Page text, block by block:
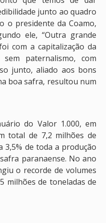
junto ao quadro
o presidente da Coamo,
ele, “Outra grande
com a capitalização da
sem paternalismo, com
junto, aliado aos bons
boa safra, resultou num
do Valor 1.000, em
total de 7,2 milhões de
de toda a produção
paranaense. No ano
o recorde de volumes
milhões de toneladas de